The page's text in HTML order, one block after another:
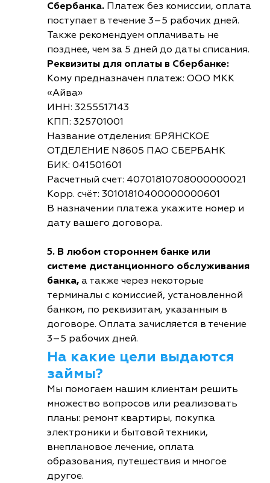
Сбербанка. Платеж без комиссии, оплата
поступает в течение 3–5 рабочих дней.
Также рекомендуем оплачивать не
позднее, чем за 5 дней до даты списания.
Реквизиты для оплаты в Сбербанке:
Кому предназначен платеж: ООО МКК
«Айва»
ИНН: 3255517143
КПП: 325701001
Название отделения: БРЯНСКОЕ
ОТДЕЛЕНИЕ N8605 ПАО СБЕРБАНК
БИК: 041501601
Расчетный счет: 40701810708000000021
Корр. счёт: 30101810400000000601
В назначении платежа укажите номер и
дату вашего договора.
5. В любом стороннем банке или
системе дистанционного обслуживания
банка, а также через некоторые
терминалы с комиссией, установленной
банком, по реквизитам, указанным в
договоре. Оплата зачисляется в течение
3–5 рабочих дней.
На какие цели выдаются
займы?
Мы помогаем нашим клиентам решить
множество вопросов или реализовать
планы: ремонт квартиры, покупка
электроники и бытовой техники,
внеплановое лечение, оплата
образования, путешествия и многое
другое.